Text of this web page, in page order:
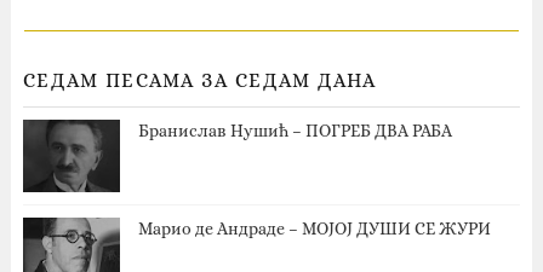
СЕДАМ ПЕСАМА ЗА СЕДАМ ДАНА
Бранислав Нушић – ПОГРЕБ ДВА РАБА
Марио де Андраде – МОЈОЈ ДУШИ СЕ ЖУРИ